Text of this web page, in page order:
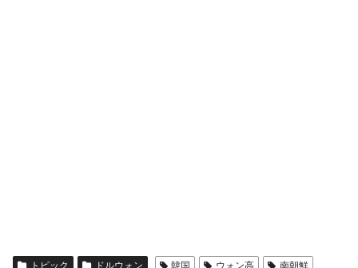
トピック ドルウォン 韓国 ウォン高
南朝鮮